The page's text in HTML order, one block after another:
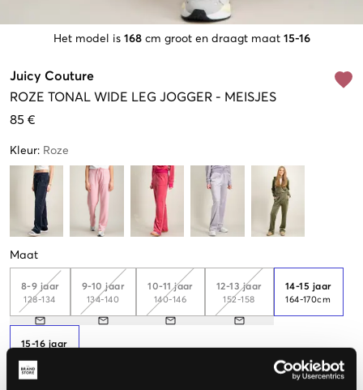
Het model is 168 cm groot en draagt maat 15-16
Juicy Couture
ROZE TONAL WIDE LEG JOGGER - MEISJES
85 €
Kleur: Roze
Maat
8-9 jaar
128-134
9-10 jaar
134-140
10-11 jaar
140-146
12-13 jaar
152-158
14-15 jaar
164-170cm
15-16 jaar